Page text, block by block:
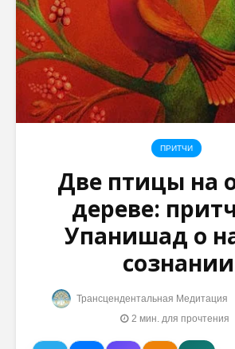
ПРИТЧИ
Две птицы на
дереве:
Упанишад о
сознании
Трансцендентальная Медитация
2 мин. для прочтения
Стив Коллинз
Лив Тайлер:
медитация –
невероятный
способ
центрирования
себя
Том Хэнкс: о
выборе способа
самопознания